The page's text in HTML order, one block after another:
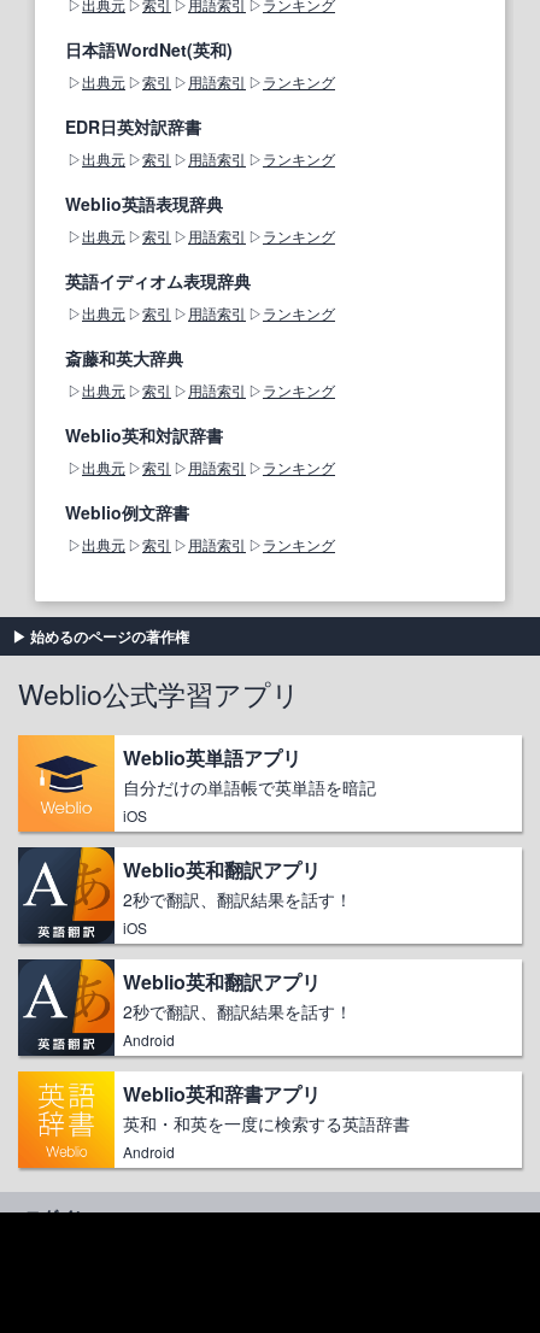
日本語WordNet(英和)
出典元 索引 用語索引 ランキング
EDR日英対訳辞書
出典元 索引 用語索引 ランキング
Weblio英語表現辞典
出典元 索引 用語索引 ランキング
英語イディオム表現辞典
出典元 索引 用語索引 ランキング
斎藤和英大辞典
出典元 索引 用語索引 ランキング
Weblio英和対訳辞書
出典元 索引 用語索引 ランキング
Weblio例文辞書
出典元 索引 用語索引 ランキング
始めるのページの著作権
Weblio公式学習アプリ
Weblio英単語アプリ
自分だけの単語帳で英単語を暗記
iOS
Weblio英和翻訳アプリ
2秒で翻訳、翻訳結果を話す！
iOS
Weblio英和翻訳アプリ
2秒で翻訳、翻訳結果を話す！
Android
Weblio英和辞書アプリ
英和・和英を一度に検索する英語辞書
Android
ログイン